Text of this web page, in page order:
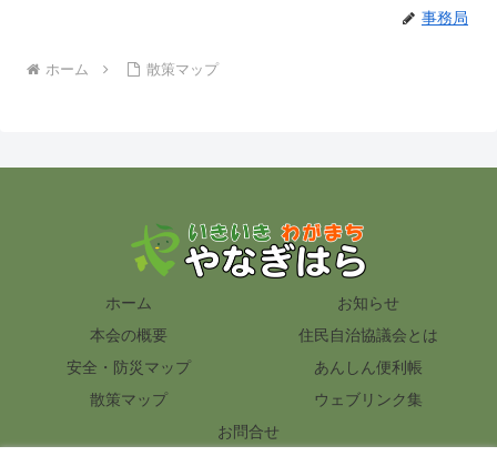
事務局
ホーム 散策マップ
ホーム
お知らせ
本会の概要
住民自治協議会とは
安全・防災マップ
あんしん便利帳
散策マップ
ウェブリンク集
お問合せ